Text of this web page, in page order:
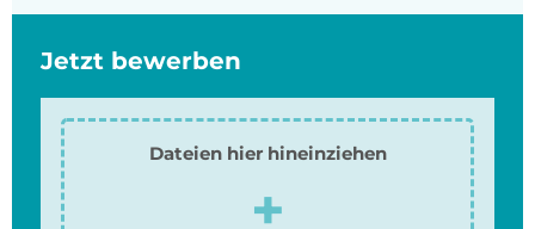
Jetzt bewerben
Dateien hier hineinziehen